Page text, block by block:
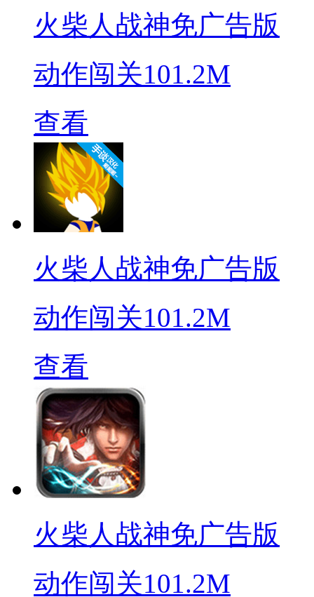
火柴人战神免广告版
动作闯关101.2M
查看
火柴人战神免广告版
动作闯关101.2M
查看
火柴人战神免广告版
动作闯关101.2M